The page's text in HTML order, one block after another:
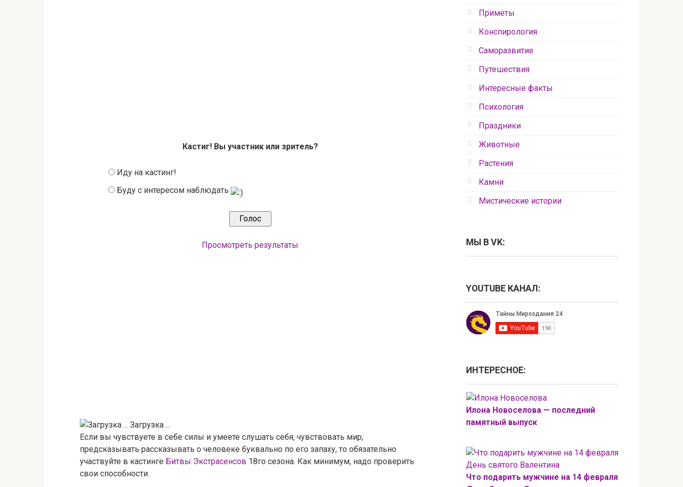
Кастиг! Вы участник или зритель?
Иду на кастинг!
Буду с интересом наблюдать
Просмотреть результаты
Загрузка ...
Если вы чувствуете в себе силы и умеете слушать себя, чувствовать мир,
предсказывать рассказывать о человеке буквально по его запаху, то обязательно
участвуйте в кастинге Битвы Экстрасенсов 18го сезона. Как минимум, надо проверить
свои способности.
Приметы
Конспирология
Саморазвитие
Путешествия
Интересные факты
Психология
Праздники
Животные
Растения
Камни
Мистические истории
МЫ В VK:
YOUTUBE КАНАЛ:
ИНТЕРЕСНОЕ:
Илона Новоселова — последний
памятный выпуск
Что подарить мужчине на 14 февраля